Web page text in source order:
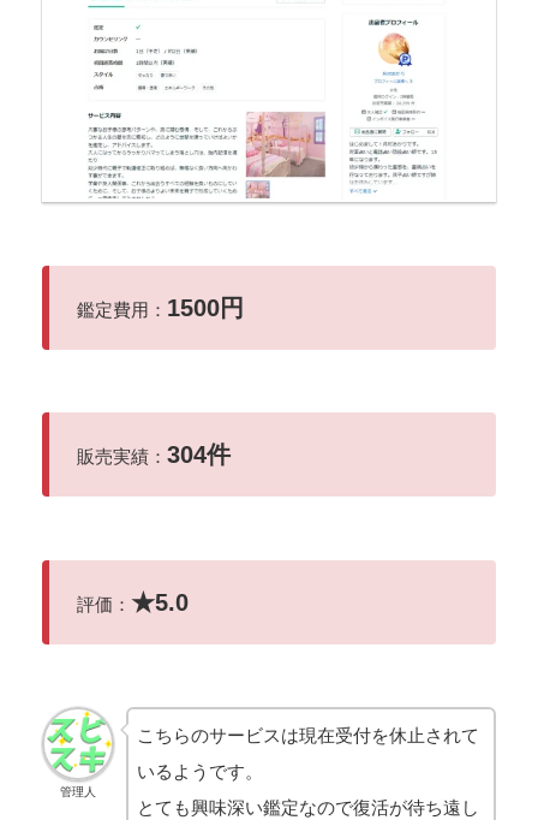
鑑定費用： 1500円
販売実績： 304件
評価： ★5.0
管理人
こちらのサービスは現在受付を休止されて
いるようです。
とても興味深い鑑定なので復活が待ち遠し